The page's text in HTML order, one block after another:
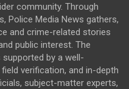
community. Through
Police Media News gathers,
and crime-related stories
public interest. The
by a well-
verification, and in-depth
subject-matter experts,